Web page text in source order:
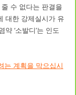
줄 수 없다는 판결을
대한 강제실시가 유
‘소발디’는 인도
는 계획을 막으십시